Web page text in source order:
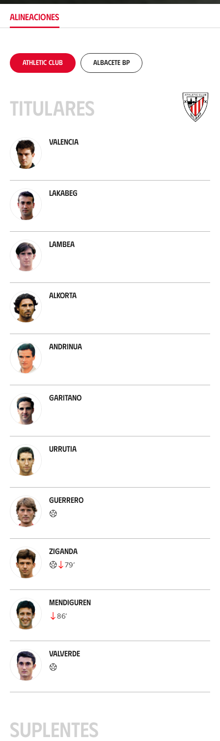
ALINEACIONES
Athletic Club Albacete BP
Titulares
Valencia
Lakabeg
Lambea
Alkorta
Andrinua
Garitano
Urrutia
Guerrero
Ziganda
79’
Mendiguren
86’
Valverde
Suplentes